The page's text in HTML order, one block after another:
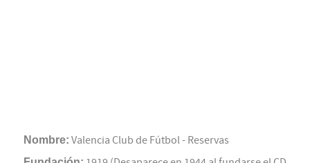
Nombre: Valencia Club de Fútbol - Reservas